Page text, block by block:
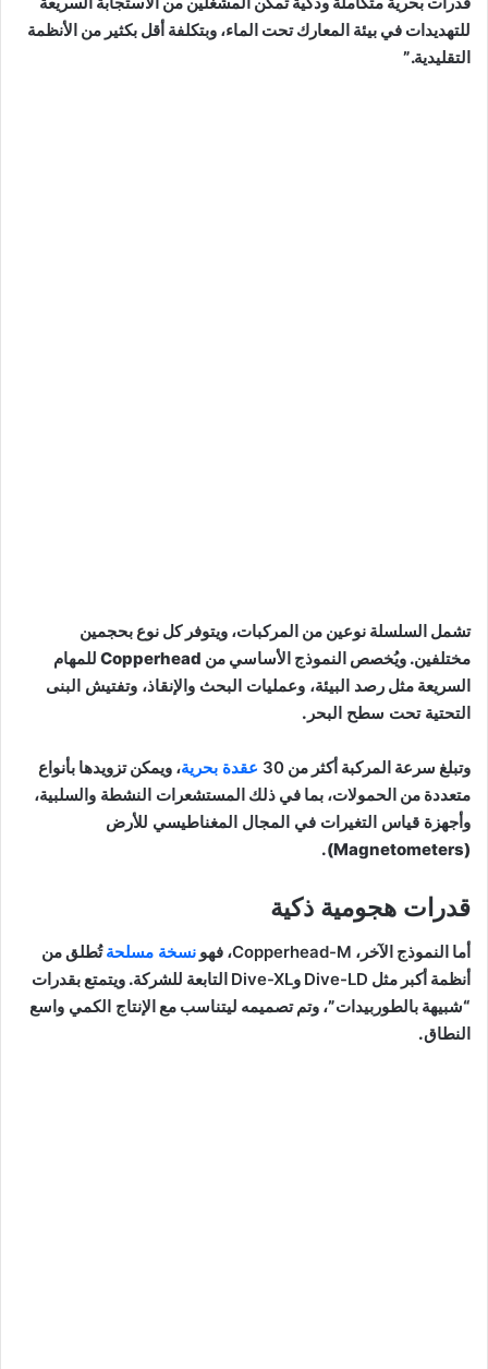
للتهديدات في بيئة المعارك تحت الماء، وبتكلفة أقل بكثير من الأنظمة
التقليدية.”
تشمل السلسلة نوعين من المركبات، ويتوفر كل نوع بحجمين
مختلفين. ويُخصص النموذج الأساسي من Copperhead للمهام
السريعة مثل رصد البيئة، وعمليات البحث والإنقاذ، وتفتيش البنى
التحتية تحت سطح البحر .
وتبلغ سرعة المركبة أكثر من 30 عقدة بحرية، ويمكن تزويدها بأنواع
متعددة من الحمولات، بما في ذلك المستشعرات النشطة والسلبية،
وأجهزة قياس التغيرات في المجال المغناطيسي للأرض
(Magnetometers).
قدرات هجومية ذكية
أما النموذج الآخر، Copperhead-M، فهو نسخة مسلحةتُطلق من
أنظمة أكبر مثل Dive-LD وDive-XL التابعة للشركة. ويتمتع بقدرات
“شبيهة بالطوربيدات”، وتم تصميمه ليتناسب مع الإنتاج الكمي واسع
النطاق.